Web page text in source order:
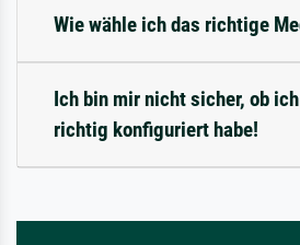
Wie wähle ich das richtige
Ich bin mir nicht sicher, ob
richtig konfiguriert habe!